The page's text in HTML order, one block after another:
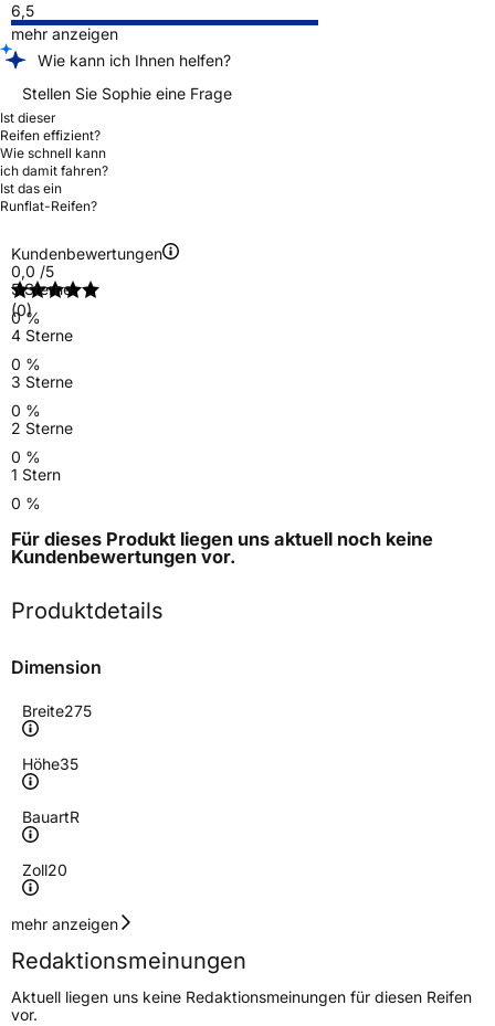
6,5
mehr anzeigen
Wie kann ich Ihnen helfen?
Stellen Sie Sophie eine Frage
Ist dieser
Reifen effizient?
Wie schnell kann
ich damit fahren?
Ist das ein
Runflat-Reifen?
Kundenbewertungen
0,0 /5
(0)
5 Sterne
0 %
4 Sterne
0 %
3 Sterne
0 %
2 Sterne
0 %
1 Stern
0 %
Für dieses Produkt liegen uns aktuell noch keine
Kundenbewertungen vor.
Produktdetails
Dimension
Breite275
Höhe35
BauartR
Zoll20
Geschwindigkeitsindex
Höchstgeschwindigkeit
270 km/h
Lastindex102
mehr anzeigen
Redaktionsmeinungen
Aktuell liegen uns keine Redaktionsmeinungen für diesen Reifen
vor.